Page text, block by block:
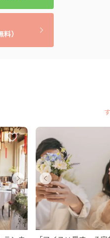
ました
成長できました
）
ウェディング
京都府
200 〜 250 万円
ウェディング
京都府
150 〜 200 万円
ォト
ウェディング
京都府
10 〜 12 万円